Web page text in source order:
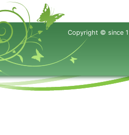
Copyright © since